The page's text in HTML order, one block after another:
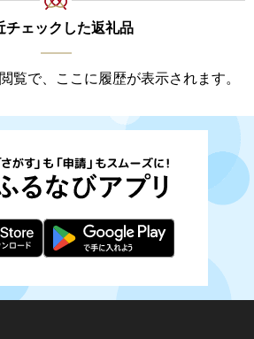
チェックした返礼品
覧で、ここに履歴が表示されます。